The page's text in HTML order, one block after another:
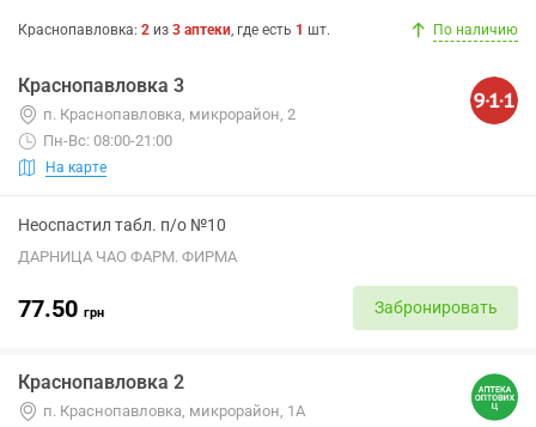
Краснопавловка: 2 из 3 аптеки, где есть 1 шт. По наличию
Краснопавловка 3
п. Краснопавловка, микрорайон, 2
Пн-Вс: 08:00-21:00
На карте
Неоспастил табл. п/о №10
ДАРНИЦА ЧАО ФАРМ. ФИРМА
77.50 грн Забронировать
Краснопавловка 2
п. Краснопавловка, микрорайон, 1А